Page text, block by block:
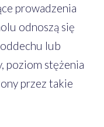
prowadzenia
odnoszą się
lub
poziom stężenia
przez takie